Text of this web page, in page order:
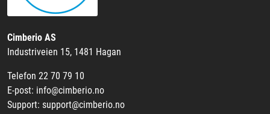
Cimberio AS
Industriveien 15, 1481 Hagan
Telefon 22 70 79 10
E-post: info@cimberio.no
Support: support@cimberio.no